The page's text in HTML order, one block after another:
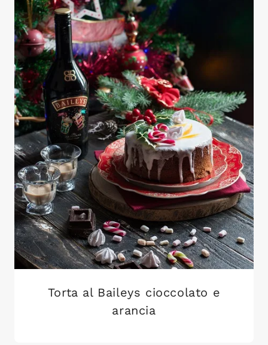
Torta al Baileys cioccolato e
arancia